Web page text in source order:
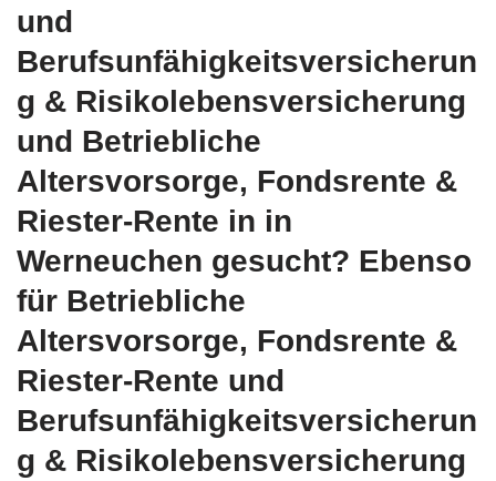
und
Berufsunfähigkeitsversicherun
g & Risikolebensversicherung
und Betriebliche
Altersvorsorge, Fondsrente &
Riester-Rente in in
Werneuchen gesucht? Ebenso
für Betriebliche
Altersvorsorge, Fondsrente &
Riester-Rente und
Berufsunfähigkeitsversicherun
g & Risikolebensversicherung